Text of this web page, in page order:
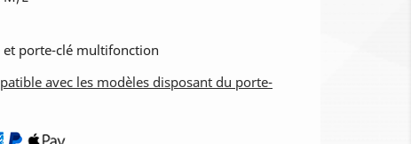
porte-clé multifonction
avec les modèles disposant du porte-